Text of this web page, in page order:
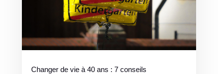
Changer de vie à 40 ans : 7 conseils